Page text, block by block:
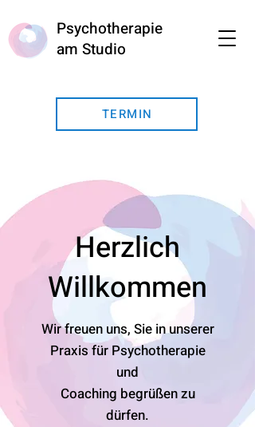
Psychotherapie
am Studio
TERMIN
Herzlich
Willkommen
Wir freuen uns, Sie in unserer
Praxis für Psychotherapie
und
Coaching begrüßen zu
dürfen.